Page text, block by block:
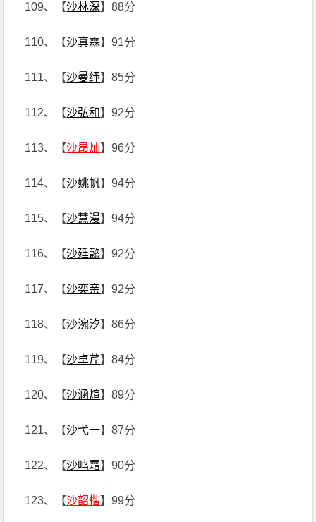
109、【沙林深】88分
110、【沙真霖】91分
111、【沙曼纾】85分
112、【沙弘和】92分
113、【沙昂灿】96分
114、【沙姚帆】94分
115、【沙慧漫】94分
116、【沙廷懿】92分
117、【沙奕亲】92分
118、【沙涴汐】86分
119、【沙卓芹】84分
120、【沙涵煊】89分
121、【沙弋一】87分
122、【沙鸣霜】90分
123、【沙韶楷】99分